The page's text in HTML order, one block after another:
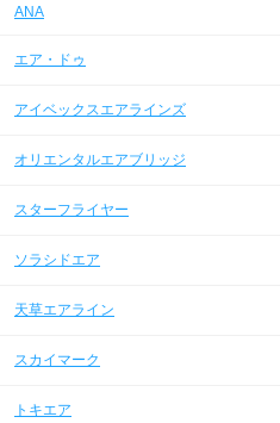
ANA
エア・ドゥ
アイベックスエアラインズ
オリエンタルエアブリッジ
スターフライヤー
ソラシドエア
天草エアライン
スカイマーク
トキエア